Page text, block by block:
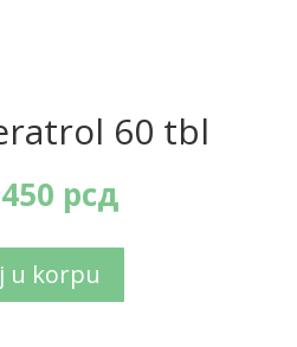
60 tbl
рсдTrenutna
cena
je:
1.450 рсд.
u korpu